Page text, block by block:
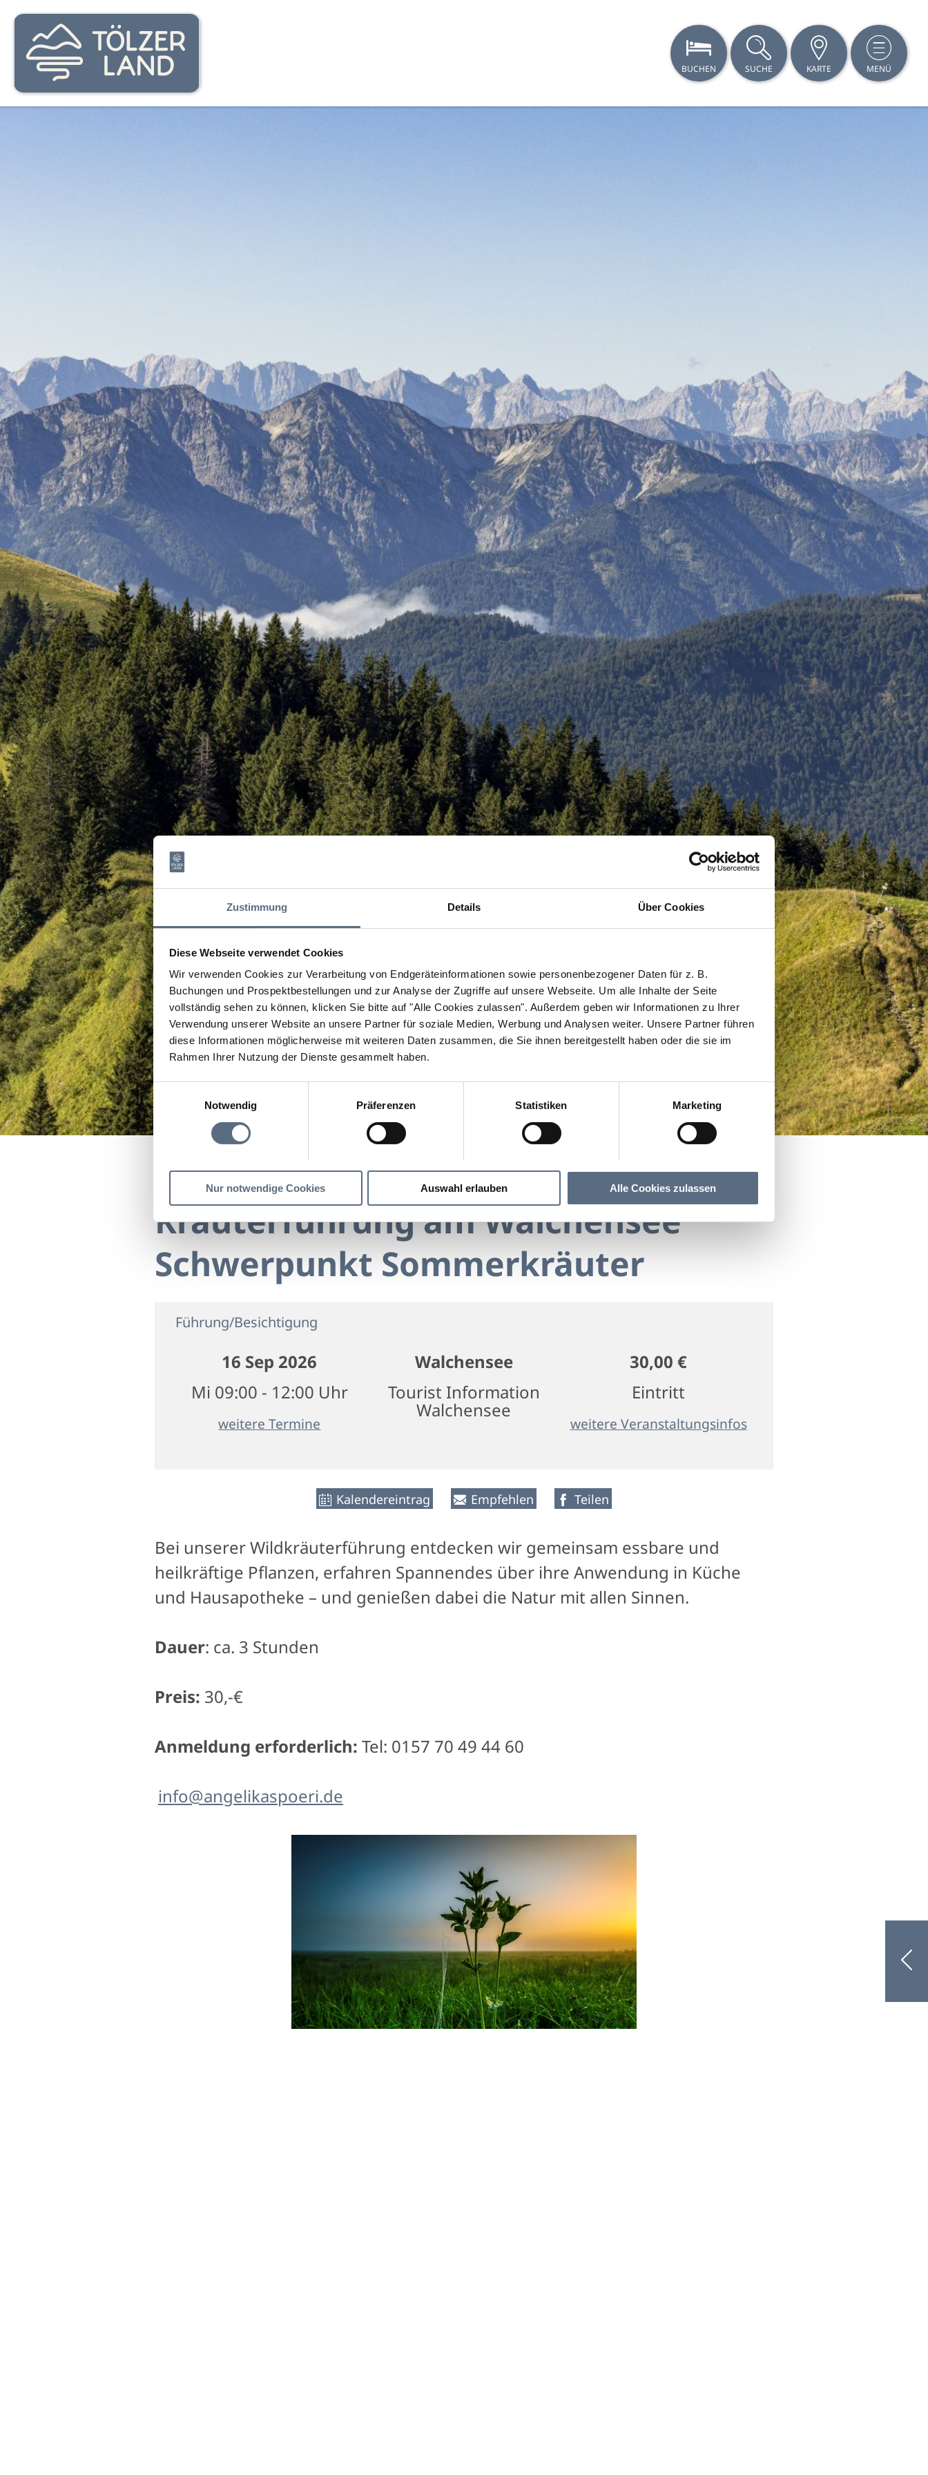
Zustimmung Details Über Cookies
Diese Webseite verwendet Cookies
Wir verwenden Cookies zur Verarbeitung von Endgeräteinformationen sowie personenbezogener Daten für z. B.
Buchungen und Prospektbestellungen und zur Analyse der Zugriffe auf unsere Webseite. Um alle Inhalte der Seite
vollständig sehen zu können, klicken Sie bitte auf "Alle Cookies zulassen". Außerdem geben wir Informationen zu Ihrer
Verwendung unserer Website an unsere Partner für soziale Medien, Werbung und Analysen weiter. Unsere Partner führen
diese Informationen möglicherweise mit weiteren Daten zusammen, die Sie ihnen bereitgestellt haben oder die sie im
Rahmen Ihrer Nutzung der Dienste gesammelt haben.
Einwilligungsauswahl
Notwendig
Präferenzen Statistiken Marketing
Nur notwendige Cookies Auswahl erlauben Alle Cookies zulassen
BUCHEN SUCHE KARTE MENÜ
Kräuterführung am Walchensee Schwerpunkt Sommerkräuter
Kräuterführung am Walchensee
Schwerpunkt Sommerkräuter
Führung/Besichtigung
16 Sep 2026
Mi 09:00 - 12:00 Uhr
weitere Termine
Walchensee
Tourist Information
Walchensee
30,00 €
Eintritt
weitere Veranstaltungsinfos
Kalendereintrag Empfehlen Teilen
Bei unserer Wildkräuterführung entdecken wir gemeinsam essbare und
heilkräftige Pflanzen, erfahren Spannendes über ihre Anwendung in Küche
und Hausapotheke – und genießen dabei die Natur mit allen Sinnen.
Dauer: ca. 3 Stunden
Preis: 30,-€
Anmeldung erforderlich: Tel: 0157 70 49 44 60
info@angelikaspoeri.de